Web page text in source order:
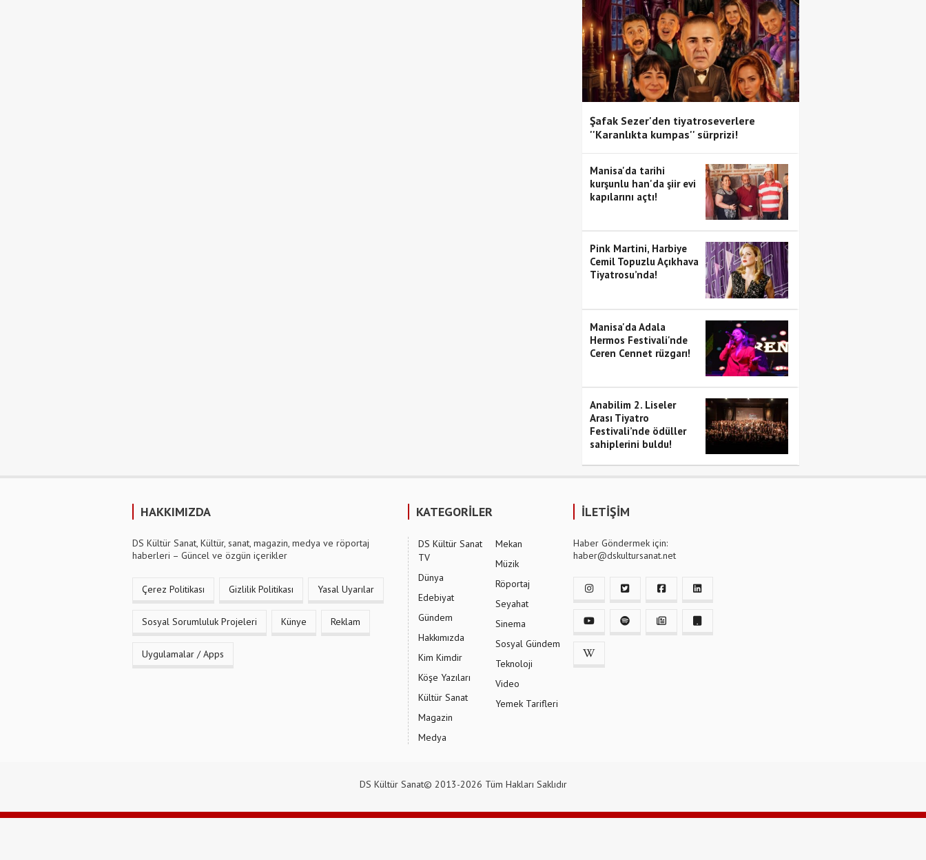
Şafak Sezer'den tiyatroseverlere
''Karanlıkta kumpas'' sürprizi!
Manisa'da tarihi
kurşunlu han'da şiir evi
kapılarını açtı!
Pink Martini, Harbiye
Cemil Topuzlu Açıkhava
Tiyatrosu’nda!
Manisa'da Adala
Hermos Festivali'nde
Ceren Cennet rüzgarı!
Anabilim 2. Liseler
Arası Tiyatro
Festivali’nde ödüller
sahiplerini buldu!
HAKKIMIZDA
DS Kültür Sanat, Kültür, sanat, magazin, medya ve röportaj
haberleri – Güncel ve özgün içerikler
Çerez Politikası Gizlilik Politikası Yasal Uyarılar
Sosyal Sorumluluk Projeleri Künye Reklam
Uygulamalar / Apps
KATEGORİLER
DS Kültür Sanat
TV
Dünya
Edebiyat
Gündem
Hakkımızda
Kim Kimdir
Köşe Yazıları
Kültür Sanat
Magazin
Medya
Mekan
Müzik
Röportaj
Seyahat
Sinema
Sosyal Gündem
Teknoloji
Video
Yemek Tarifleri
İLETİŞİM
Haber Göndermek için:
haber@dskultursanat.net
DS Kültür Sanat© 2013-2026 Tüm Hakları Saklıdır